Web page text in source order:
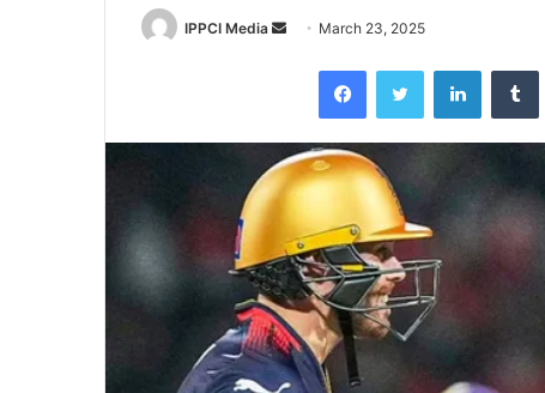
IPPCI Media
Send March 23, 2025
FacebookTwitter LinkedIn